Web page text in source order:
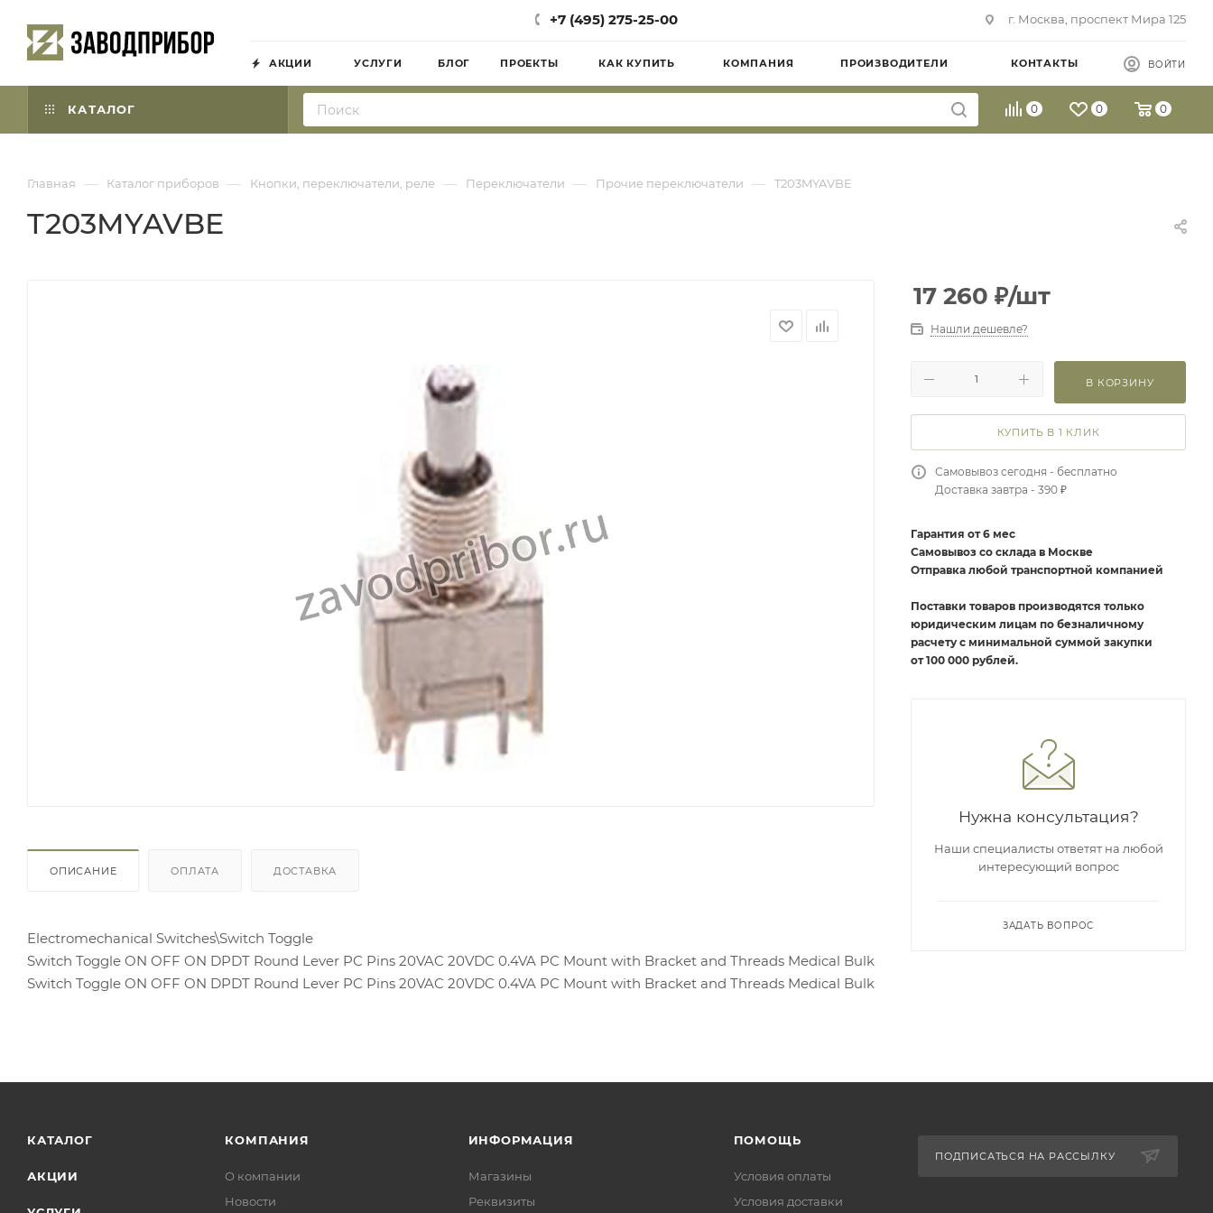
+7 (495) 275-25-00 г. Москва, проспект Мира 125
АКЦИИ УСЛУГИ БЛОГ ПРОЕКТЫ КАК КУПИТЬ КОМПАНИЯ ПРОИЗВОДИТЕЛИ КОНТАКТЫ ВОЙТИ
КАТАЛОГ 0 0 0
Главная — Каталог приборов — Кнопки, переключатели, реле — Переключатели — Прочие переключатели — T203MYAVBE
T203MYAVBE
ОПИСАНИЕ ОПЛАТА ДОСТАВКА
Electromechanical Switches\Switch Toggle
Switch Toggle ON OFF ON DPDT Round Lever PC Pins 20VAC 20VDC 0.4VA PC Mount with Bracket and Threads Medical Bulk
Switch Toggle ON OFF ON DPDT Round Lever PC Pins 20VAC 20VDC 0.4VA PC Mount with Bracket and Threads Medical Bulk
17 260 ₽/шт
Нашли дешевле?
В КОРЗИНУ
КУПИТЬ В 1 КЛИК
Самовывоз сегодня - бесплатно
Доставка завтра - 390 ₽
Гарантия от 6 мес
Самовывоз со склада в Москве
Отправка любой транспортной компанией
Поставки товаров производятся только
юридическим лицам по безналичному
расчету с минимальной суммой закупки
от 100 000 рублей.
Нужна консультация?
Наши специалисты ответят на любой
интересующий вопрос
ЗАДАТЬ ВОПРОС
КАТАЛОГ
АКЦИИ
КОМПАНИЯ
О компании
Новости
ИНФОРМАЦИЯ
Магазины
Реквизиты
ПОМОЩЬ
Условия оплаты
Условия доставки
ПОДПИСАТЬСЯ НА РАССЫЛКУ